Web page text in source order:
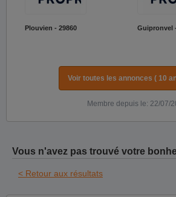
Plouvien - 29860 Guipronvel
Voir toutes les annonces ( 10
Membre depuis le: 22/07/
Vous n'avez pas trouvé votre
< Retour aux résultats